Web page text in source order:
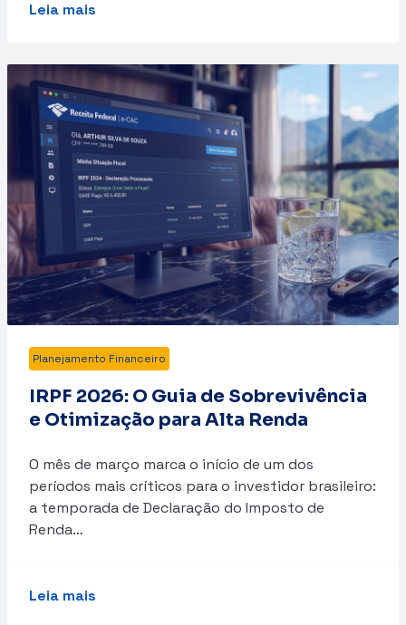
Leia mais
Planejamento Financeiro
IRPF 2026: O Guia de Sobrevivência
e Otimização para Alta Renda
O mês de março marca o início de um dos
períodos mais críticos para o investidor brasileiro:
a temporada de Declaração do Imposto de
Renda…
Leia mais